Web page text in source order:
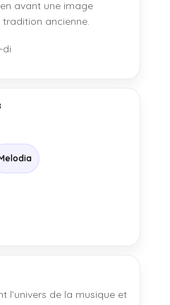
avant une image
tradition ancienne.
di
l’univers de la musique et